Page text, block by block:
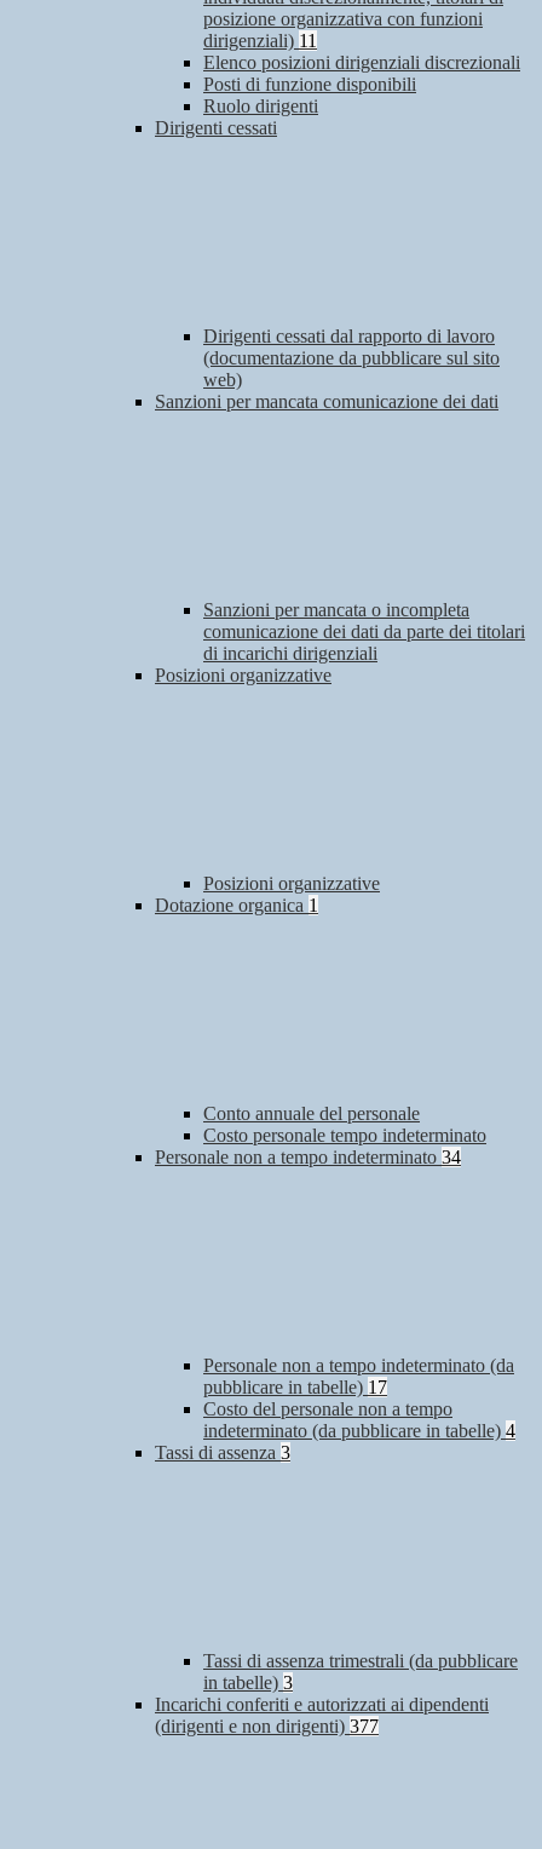
posizione organizzativa con funzioni
dirigenziali) 11
Elenco posizioni dirigenziali discrezionali
Posti di funzione disponibili
Ruolo dirigenti
Dirigenti cessati
Dirigenti cessati dal rapporto di lavoro
(documentazione da pubblicare sul sito
web)
Sanzioni per mancata comunicazione dei dati
Sanzioni per mancata o incompleta
comunicazione dei dati da parte dei titolari
di incarichi dirigenziali
Posizioni organizzative
Posizioni organizzative
Dotazione organica 1
Conto annuale del personale
Costo personale tempo indeterminato
Personale non a tempo indeterminato 34
Personale non a tempo indeterminato (da
pubblicare in tabelle) 17
Costo del personale non a tempo
indeterminato (da pubblicare in tabelle) 4
Tassi di assenza 3
Tassi di assenza trimestrali (da pubblicare
in tabelle) 3
Incarichi conferiti e autorizzati ai dipendenti
(dirigenti e non dirigenti) 377